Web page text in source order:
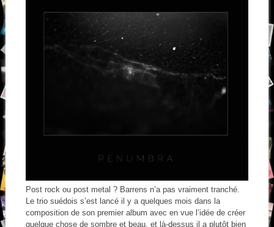
Post rock ou post metal ? Barrens n’a pas vraiment tranché.
Le trio suédois s’est lancé il y a quelques mois dans la
composition de son premier album avec en vue l’idée de créer
quelque chose de sombre et beau, et là-dessus il a plutôt bien